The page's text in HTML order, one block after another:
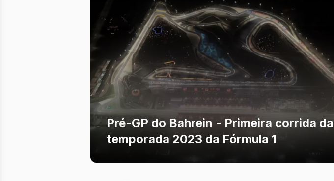
Pré-GP do Bahrein - Primeira corrida da
temporada 2023 da Fórmula 1